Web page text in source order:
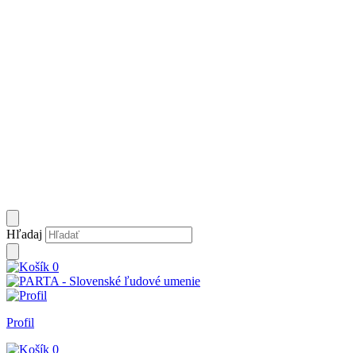
Hľadaj
0
Profil
0